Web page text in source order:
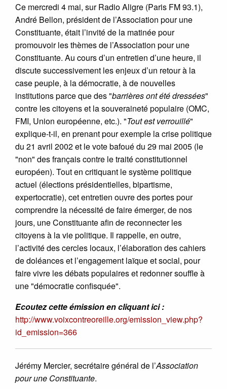
Ce mercredi 4 mai, sur Radio Aligre (Paris FM 93.1),
André Bellon, président de l’Association pour une
Constituante, était l’invité de la matinée pour
promouvoir les thèmes de l’Association pour une
Constituante. Au cours d’un entretien d’une heure, il
discute successivement les enjeux d’un retour à la
case peuple, à la démocratie, à de nouvelles
institutions parce que des "barrières ont été dressées"
contre les citoyens et la souveraineté populaire (OMC,
FMI, Union européenne, etc.). "Tout est verrouillé"
explique-t-il, en prenant pour exemple la crise politique
du 21 avril 2002 et le vote bafoué du 29 mai 2005 (le
"non" des français contre le traité constitutionnel
européen). Tout en critiquant le système politique
actuel (élections présidentielles, bipartisme,
expertocratie), cet entretien ouvre des portes pour
comprendre la nécessité de faire émerger, de nos
jours, une Constituante afin de reconnecter les
citoyens à la vie politique. Il rappelle, en outre,
l’activité des cercles locaux, l’élaboration des cahiers
de doléances et l’engagement laïque et social, pour
faire vivre les débats populaires et redonner souffle à
une "démocratie confisquée".
Ecoutez cette émission en cliquant ici :
http://www.voixcontreoreille.org/emission_view.php?
id_emission=366
Jérémy Mercier, secrétaire général de l’Association
pour une Constituante.